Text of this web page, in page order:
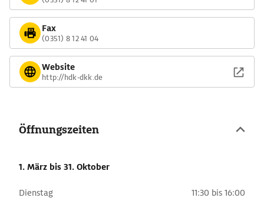
Fax
(0351) 8 12 41 04
Website
http://hdk-dkk.de
Öffnungszeiten
1. März bis 31. Oktober
Dienstag 11:30 bis 16:00